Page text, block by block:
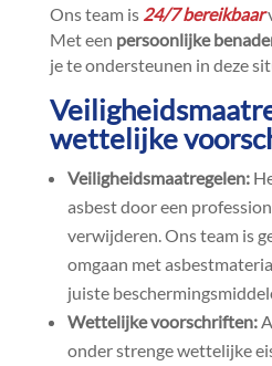
Ons team is 24/7 bereikbaar
Met een persoonlijke
je te ondersteunen in deze
wettelijke
Veiligheidsmaatregelen:
asbest door een
verwijderen.​ Ons team is
omgaan met
juiste
Wettelijke voorschriften:
onder strenge wettelijke